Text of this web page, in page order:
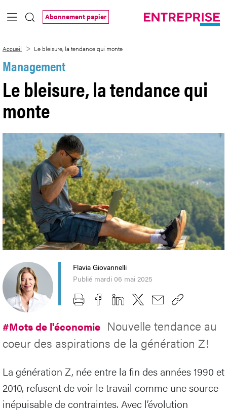
Saut au contenu principal
Abonnement papier
Accueil Le bleisure, la tendance qui monte
Management
Le bleisure, la tendance qui
monte
Flavia Giovannelli
Publié mardi 06 mai 2025
#Mots de l'économie Nouvelle tendance au
coeur des aspirations de la génération Z!
La génération Z, née entre la fin des années 1990 et
2010, refusent de voir le travail comme une source
inépuisable de contraintes. Avec l’évolution